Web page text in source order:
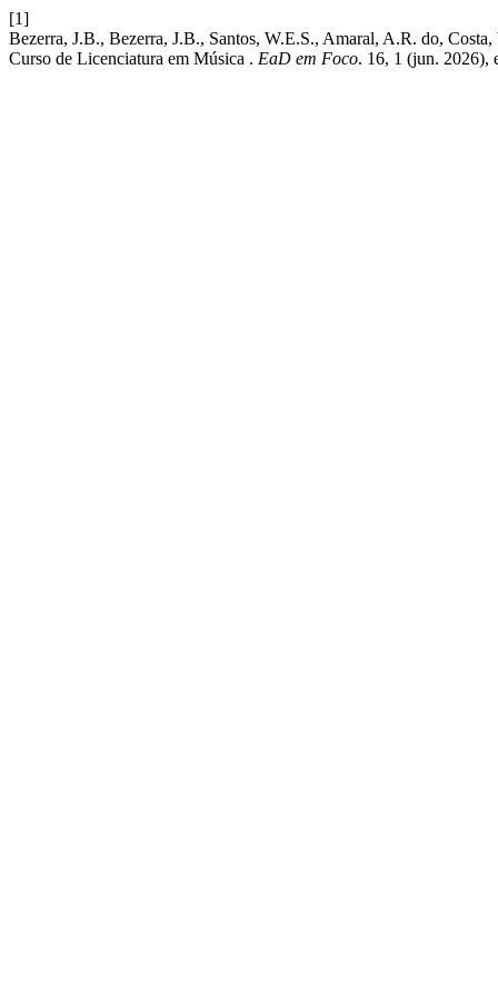
[1]
Bezerra, J.B., Bezerra, J.B., Santos, W.E.S., Amaral, A.R. do,
Curso de Licenciatura em Música . EaD em Foco. 16, 1 (jun. 2026),